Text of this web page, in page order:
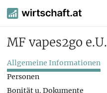
MF vapes2go e.U.
Allgemeine Informationen
Personen
Bonität u. Dokumente